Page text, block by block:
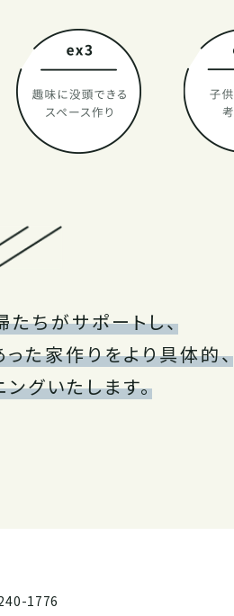
ちがサポートし、
た家作りをより具体的、
グいたします。
1776